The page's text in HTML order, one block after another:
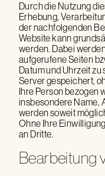
Durch die Nutzung
Erhebung,
der nachfolgenden
Website kann
werden. Dabei
aufgerufene Seiten
Datum und Uhrzeit
Server gespeichert,
Ihre Person bezogen
insbesondere Name,
werden soweit
Ohne Ihre
an Dritte.
Bearbeitung